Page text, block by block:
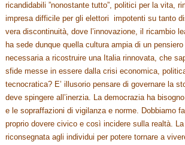
ricandidabili ”nonostante tutto”, politici per la vita,
impresa difficile per gli elettori impotenti su tanto
vera discontinuità, dove l’innovazione, il ricambio
ha sede dunque quella cultura ampia di un
necessaria a ricostruire una Italia rinnovata, che
sfide messe in essere dalla crisi economica,
tecnocratica? E’ illusorio pensare di governare la
deve spingere all’inerzia. La democrazia ha
e le sopraffazioni di vigilanza e norme. Dobbiamo
proprio dovere civico e così incidere sulla realtà.
riconsegnata agli individui per potere tornare a